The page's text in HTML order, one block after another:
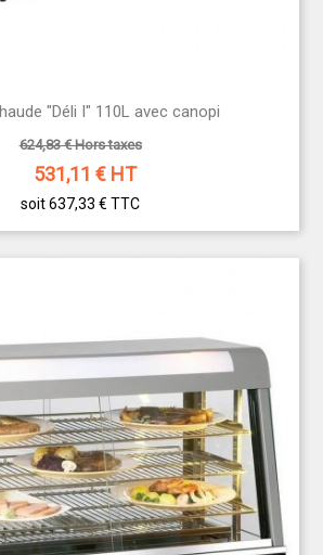
"Déli I" 110L avec canopi
624,83 € Hors taxes
531,11 € HT
soit 637,33 € TTC